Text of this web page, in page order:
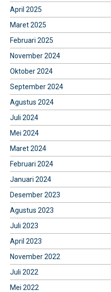
April 2025
Maret 2025
Februari 2025
November 2024
Oktober 2024
September 2024
Agustus 2024
Juli 2024
Mei 2024
Maret 2024
Februari 2024
Januari 2024
Desember 2023
Agustus 2023
Juli 2023
April 2023
November 2022
Juli 2022
Mei 2022